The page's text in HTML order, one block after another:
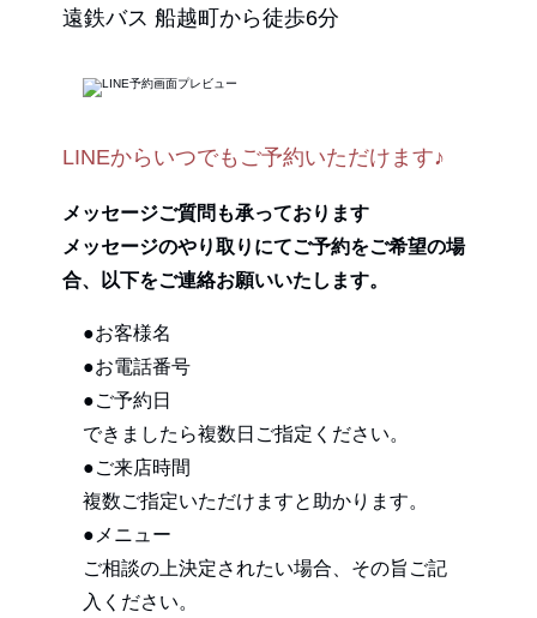
遠鉄バス 船越町から徒歩6分
LINEからいつでもご予約いただけます♪
メッセージご質問も承っております
メッセージのやり取りにてご予約をご希望の場
合、以下をご連絡お願いいたします。
●お客様名
●お電話番号
●ご予約日
できましたら複数日ご指定ください。
●ご来店時間
複数ご指定いただけますと助かります。
●メニュー
ご相談の上決定されたい場合、その旨ご記
入ください。